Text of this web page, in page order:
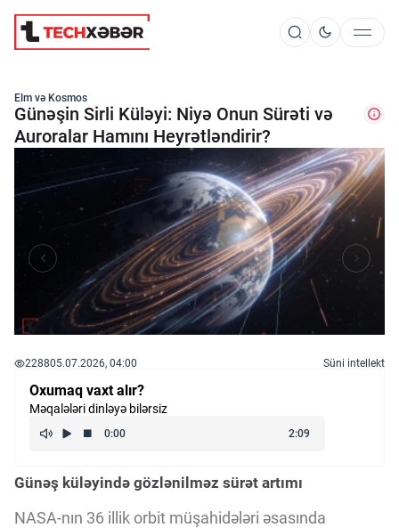
Süni İntellekt
Elm və Kosmos
Texnoloji İnkişaf
İnnovasiya və Startaplar
Robot və Cihazlar
Kriptovalyuta
ÇƏRƏZLƏR SİYASƏTİ
Elm və Kosmos
Günəşin Sirli Küləyi: Niyə Onun Sürəti və
Auroralar Hamını Heyrətləndirir?
228805.07.2026, 04:00 Süni intellekt
Oxumaq vaxt alır?
Məqalələri dinləyə bilərsiz
Günəş küləyində gözlənilməz sürət artımı
NASA-nın 36 illik orbit müşahidələri əsasında